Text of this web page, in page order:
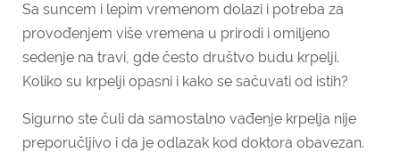
Sa suncem i lepim vremenom dolazi i potreba za
provođenjem više vremena u prirodi i omiljeno
sedenje na travi, gde često društvo budu krpelji.
Koliko su krpelji opasni i kako se sačuvati od istih?
Sigurno ste čuli da samostalno vađenje krpelja nije
preporučljivo i da je odlazak kod doktora obavezan.